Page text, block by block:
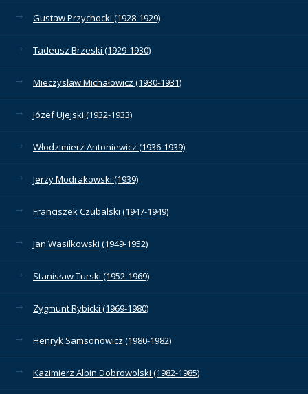
Gustaw Przychocki (1928-1929)
Tadeusz Brzeski (1929-1930)
Mieczysław Michałowicz (1930-1931)
Józef Ujejski (1932-1933)
Włodzimierz Antoniewicz (1936-1939)
Jerzy Modrakowski (1939)
Franciszek Czubalski (1947-1949)
Jan Wasilkowski (1949-1952)
Stanisław Turski (1952-1969)
Zygmunt Rybicki (1969-1980)
Henryk Samsonowicz (1980-1982)
Kazimierz Albin Dobrowolski (1982-1985)